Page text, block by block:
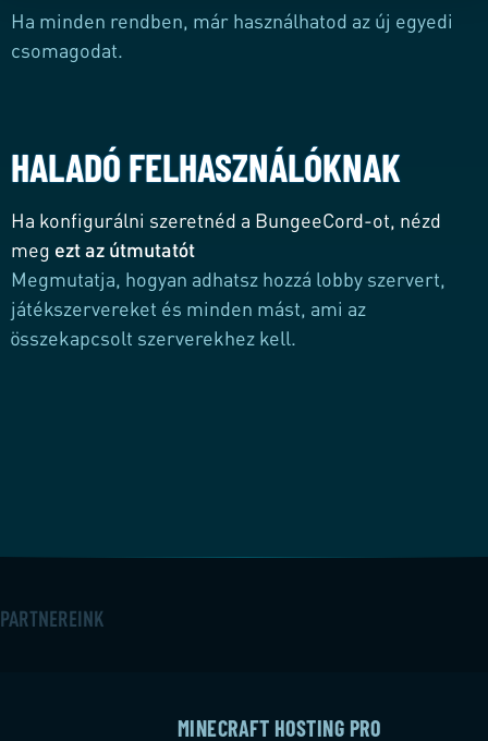
Ha minden rendben, már használhatod az új egyedi
csomagodat.
HALADÓ FELHASZNÁLÓKNAK
Ha konfigurálni szeretnéd a BungeeCord-ot, nézd
meg ezt az útmutatót
Megmutatja, hogyan adhatsz hozzá lobby szervert,
játékszervereket és minden mást, ami az
összekapcsolt szerverekhez kell.
PARTNEREINK
MINECRAFT HOSTING PRO